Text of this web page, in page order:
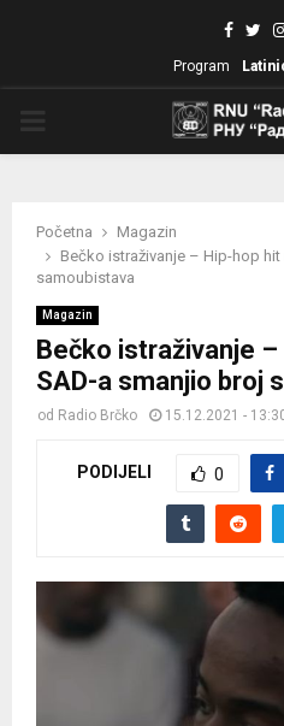
Program
Početna
Magazin
Bečko istraživanje – Hip-hop
samoubistava
Magazin
Bečko istraživanje –
SAD-a smanjio broj
od Radio Brčko 15.12.2021 -
PODIJELI 0